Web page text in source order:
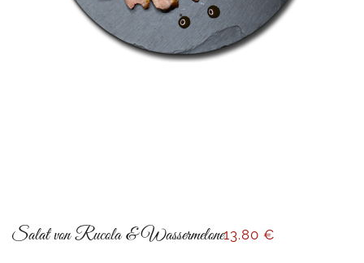
Salat von Rucola & Wassermelone13.80 €